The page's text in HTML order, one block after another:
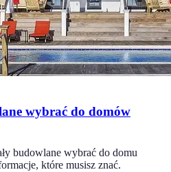
wybrać do domów
budowlane wybrać do domu
które musisz znać.